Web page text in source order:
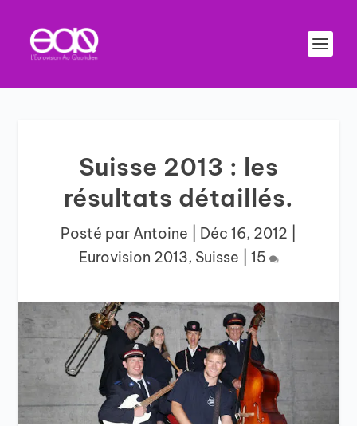
Suisse 2013 : les
résultats détaillés.
Posté par Antoine Déc 16, 2012
Eurovision 2013, Suisse 15